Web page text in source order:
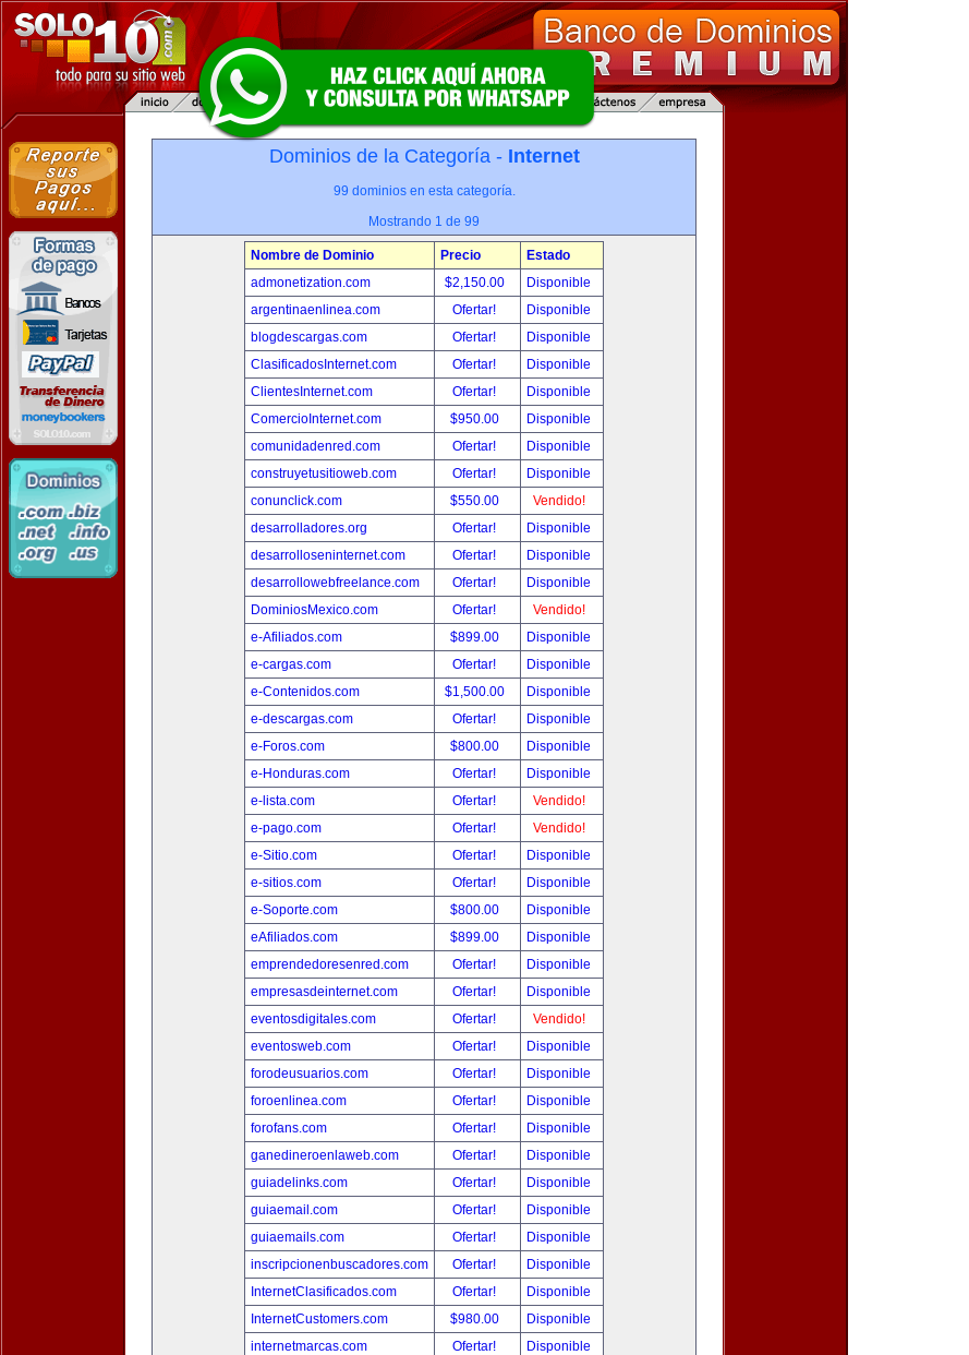
Dominios de la Categoría - Internet
99 dominios en esta categoría.
Mostrando 1 de 99
Nombre de Dominio Precio
Estado
admonetization.com
$2,150.00
Disponible
argentinaenlinea.com
Ofertar!
Disponible
blogdescargas.com
Ofertar!
Disponible
ClasificadosInternet.com
Ofertar!
Disponible
ClientesInternet.com
Ofertar!
Disponible
ComercioInternet.com
$950.00
Disponible
comunidadenred.com
Ofertar!
Disponible
construyetusitioweb.com
Ofertar!
Disponible
conunclick.com
$550.00
Vendido!
desarrolladores.org
Ofertar!
Disponible
desarrolloseninternet.com
Ofertar!
Disponible
desarrollowebfreelance.com
Ofertar!
Disponible
DominiosMexico.com
Ofertar!
Vendido!
e-Afiliados.com
$899.00
Disponible
e-cargas.com
Ofertar!
Disponible
e-Contenidos.com
$1,500.00
Disponible
e-descargas.com
Ofertar!
Disponible
e-Foros.com
$800.00
Disponible
e-Honduras.com
Ofertar!
Disponible
e-lista.com
Ofertar!
Vendido!
e-pago.com
Ofertar!
Vendido!
e-Sitio.com
Ofertar!
Disponible
e-sitios.com
Ofertar!
Disponible
e-Soporte.com
$800.00
Disponible
eAfiliados.com
$899.00
Disponible
emprendedoresenred.com
Ofertar!
Disponible
empresasdeinternet.com
Ofertar!
Disponible
eventosdigitales.com
Ofertar!
Vendido!
eventosweb.com
Ofertar!
Disponible
forodeusuarios.com
Ofertar!
Disponible
foroenlinea.com
Ofertar!
Disponible
forofans.com
Ofertar!
Disponible
ganedineroenlaweb.com
Ofertar!
Disponible
guiadelinks.com
Ofertar!
Disponible
guiaemail.com
Ofertar!
Disponible
guiaemails.com
Ofertar!
Disponible
inscripcionenbuscadores.com
Ofertar!
Disponible
InternetClasificados.com
Ofertar!
Disponible
InternetCustomers.com
$980.00
Disponible
internetmarcas.com
Ofertar!
Disponible